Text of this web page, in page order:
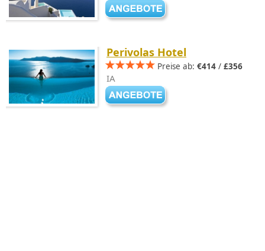
Perivolas Hotel
Preise ab: €414 / £356
IA